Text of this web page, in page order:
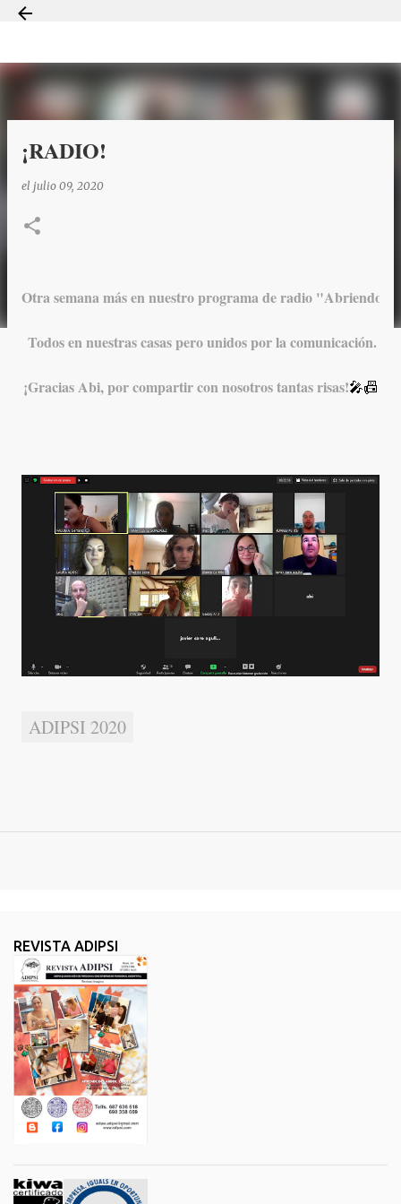
¡RADIO!
el julio 09, 2020
Otra semana más en nuestro programa de radio "Abriendo
Todos en nuestras casas pero unidos por la comunicación.
¡Gracias Abi, por compartir con nosotros tantas risas!🎤📠
ADIPSI 2020
REVISTA ADIPSI